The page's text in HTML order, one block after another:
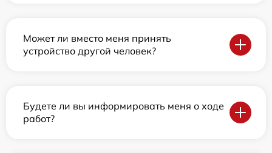
Может ли вместо меня принять
устройство другой человек?
Будете ли вы информировать меня о ходе
работ?